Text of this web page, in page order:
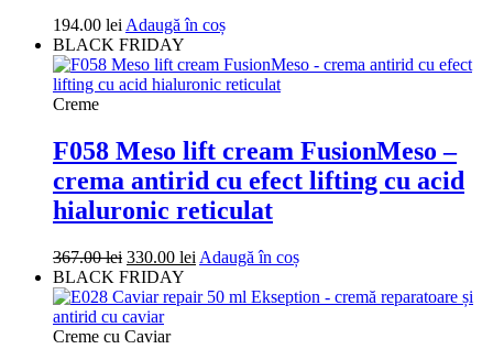
194.00 lei Adaugă în coș
BLACK FRIDAY
Creme
F058 Meso lift cream FusionMeso –
crema antirid cu efect lifting cu acid
hialuronic reticulat
367.00lei Prețul
inițial
a
fost:
367.00 lei.
330.00 lei Prețul
este:
Adaugă în coș
BLACK FRIDAY
Creme cu Caviar